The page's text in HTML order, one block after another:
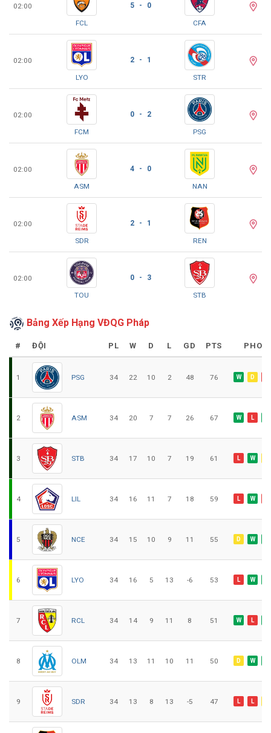
02:00
FCL
5 - 0
CFA
02:00
LYO
2 - 1
STR
02:00
FCM
0 - 2
PSG
02:00
ASM
4 - 0
NAN
02:00
SDR
2 - 1
REN
02:00
TOU
0 - 3
STB
Bảng Xếp Hạng VĐQG Pháp
# ĐỘI PL W D L GD PTS
1 PSG 34 22 10 2 48 76 W D
2 ASM 34 20 7 7 26 67 W L
3 STB 34 17 10 7 19 61 L W
4 LIL 34 16 11 7 18 59 L W
5 NCE 34 15 10 9 11 55 D W
6 LYO 34 16 5 13 -6 53 L W
7 RCL 34 14 9 11 8 51 W L
8 OLM 34 13 11 10 11 50 D W
9 SDR 34 13 8 13 -5 47 L L